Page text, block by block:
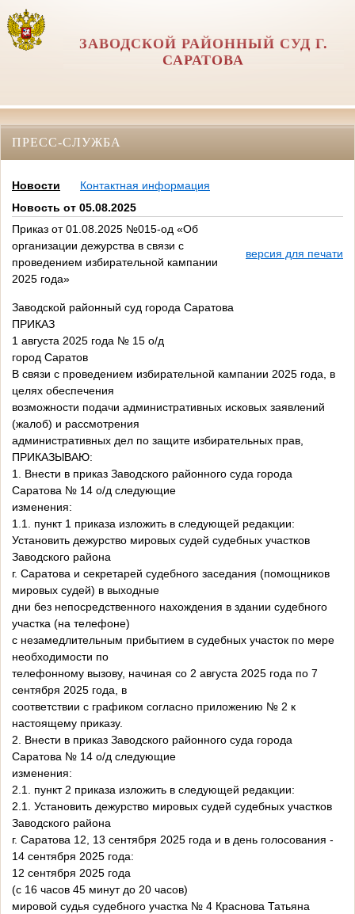
ЗАВОДСКОЙ РАЙОННЫЙ СУД Г.
САРАТОВА
ПРЕСС-СЛУЖБА
Новости
Контактная информация
Новость от 05.08.2025
Приказ от 01.08.2025 №015-од «Об
организации дежурства в связи с
проведением избирательной кампании
2025 года»
версия для печати
Заводской районный суд города Саратова
ПРИКАЗ
1 августа 2025 года № 15 о/д
город Саратов
В связи с проведением избирательной кампании 2025 года, в
целях обеспечения
возможности подачи административных исковых заявлений
(жалоб) и рассмотрения
административных дел по защите избирательных прав,
ПРИКАЗЫВАЮ:
1. Внести в приказ Заводского районного суда города
Саратова № 14 о/д следующие
изменения:
1.1. пункт 1 приказа изложить в следующей редакции:
Установить дежурство мировых судей судебных участков
Заводского района
г. Саратова и секретарей судебного заседания (помощников
мировых судей) в выходные
дни без непосредственного нахождения в здании судебного
участка (на телефоне)
с незамедлительным прибытием в судебных участок по мере
необходимости по
телефонному вызову, начиная со 2 августа 2025 года по 7
сентября 2025 года, в
соответствии с графиком согласно приложению № 2 к
настоящему приказу.
2. Внести в приказ Заводского районного суда города
Саратова № 14 о/д следующие
изменения:
2.1. пункт 2 приказа изложить в следующей редакции:
2.1. Установить дежурство мировых судей судебных участков
Заводского района
г. Саратова 12, 13 сентября 2025 года и в день голосования -
14 сентября 2025 года:
12 сентября 2025 года
(с 16 часов 45 минут до 20 часов)
мировой судья судебного участка № 4 Краснова Татьяна